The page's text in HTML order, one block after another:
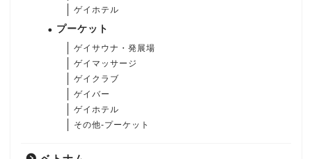
ゲイホテル
プーケット
ゲイサウナ・発展場
ゲイマッサージ
ゲイクラブ
ゲイバー
ゲイホテル
その他-プーケット